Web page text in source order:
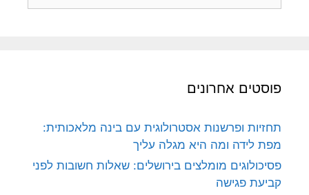
פוסטים אחרונים
תחזיות ופרשנות אסטרולוגית עם בינה מלאכותית:
מפת לידה ומה היא מגלה עליך
פסיכולוגים מומלצים בירושלים: שאלות חשובות לפני
קביעת פגישה